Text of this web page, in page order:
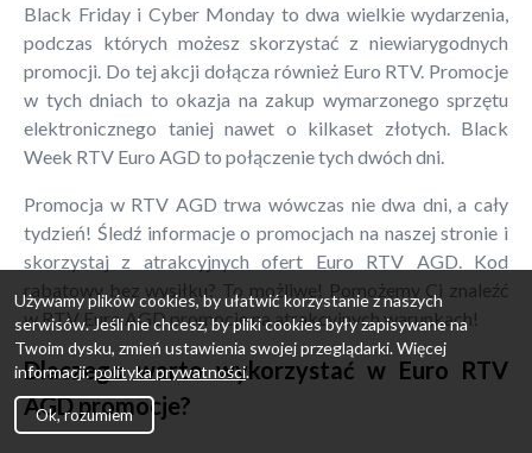
Black Friday i Cyber Monday to dwa wielkie wydarzenia,
podczas których możesz skorzystać z niewiarygodnych
promocji. Do tej akcji dołącza również Euro RTV. Promocje
w tych dniach to okazja na zakup wymarzonego sprzętu
elektronicznego taniej nawet o kilkaset złotych. Black
Week RTV Euro AGD to połączenie tych dwóch dni.
Promocja w RTV AGD trwa wówczas nie dwa dni, a cały
tydzień! Śledź informacje o promocjach na naszej stronie i
skorzystaj z atrakcyjnych ofert Euro RTV AGD. Kod
rabatowy bez wysiłku? To możliwe! Pomożemy Ci znaleźć
w RTV Euro AGD promocje na atrakcyjnych warunkach!
Dlaczego warto wykorzystać w Euro RTV
AGD promocje?
Używamy plików cookies, by ułatwić korzystanie z naszych
serwisów. Jeśli nie chcesz, by pliki cookies były zapisywane na
Twoim dysku, zmień ustawienia swojej przeglądarki. Więcej
informacji:polityka prywatności.
Ok, rozumiem